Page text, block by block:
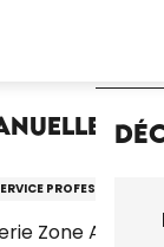
PROFESSIONNEL
Zone